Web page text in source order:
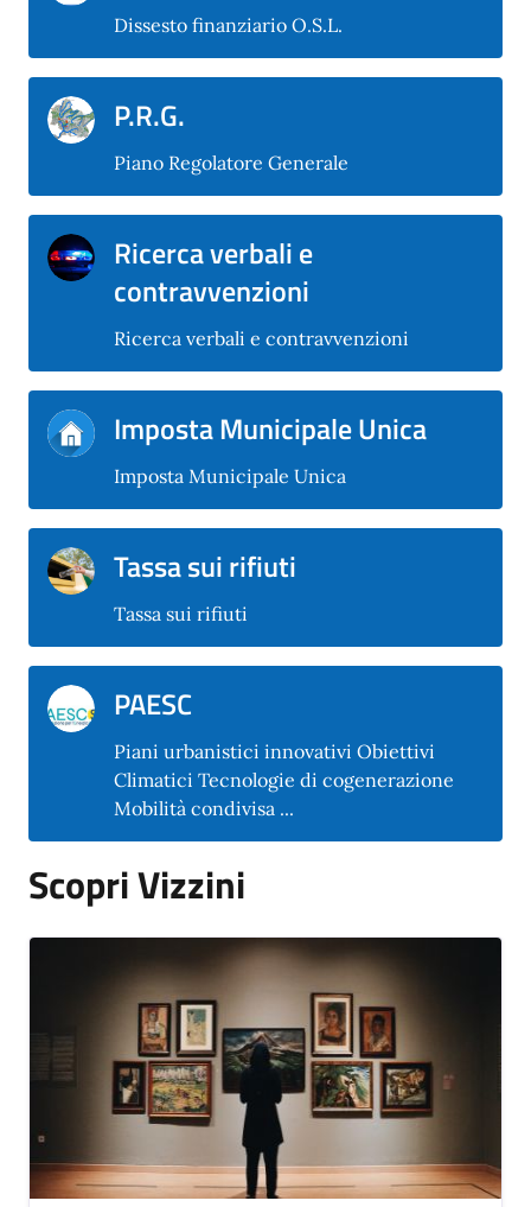
Dissesto finanziario O.S.L.
P.R.G.
Piano Regolatore Generale
Ricerca verbali e
contravvenzioni
Ricerca verbali e contravvenzioni
Imposta Municipale Unica
Imposta Municipale Unica
Tassa sui rifiuti
Tassa sui rifiuti
PAESC
Piani urbanistici innovativi Obiettivi
Climatici Tecnologie di cogenerazione
Mobilità condivisa ...
Scopri Vizzini